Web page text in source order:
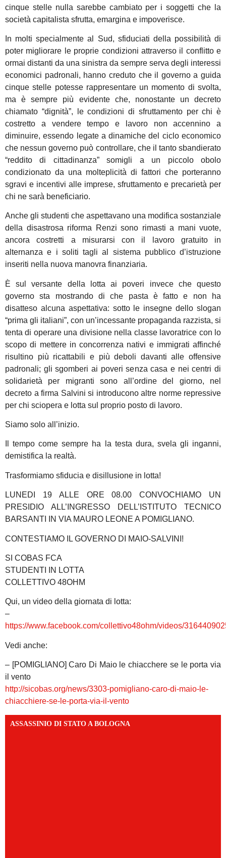
cinque stelle nulla sarebbe cambiato per i soggetti che la
società capitalista sfrutta, emargina e impoverisce.
In molti specialmente al Sud, sfiduciati della possibilità di
poter migliorare le proprie condizioni attraverso il conflitto e
ormai distanti da una sinistra da sempre serva degli interessi
economici padronali, hanno creduto che il governo a guida
cinque stelle potesse rappresentare un momento di svolta,
ma è sempre più evidente che, nonostante un decreto
chiamato “dignità”, le condizioni di sfruttamento per chi è
costretto a vendere tempo e lavoro non accennino a
diminuire, essendo legate a dinamiche del ciclo economico
che nessun governo può controllare, che il tanto sbandierato
“reddito di cittadinanza” somigli a un piccolo obolo
condizionato da una molteplicità di fattori che porteranno
sgravi e incentivi alle imprese, sfruttamento e precarietà per
chi ne sarà beneficiario.
Anche gli studenti che aspettavano una modifica sostanziale
della disastrosa riforma Renzi sono rimasti a mani vuote,
ancora costretti a misurarsi con il lavoro gratuito in
alternanza e i soliti tagli al sistema pubblico d’istruzione
inseriti nella nuova manovra finanziaria.
È sul versante della lotta ai poveri invece che questo
governo sta mostrando di che pasta è fatto e non ha
disatteso alcuna aspettativa: sotto le insegne dello slogan
“prima gli italiani”, con un’incessante propaganda razzista, si
tenta di operare una divisione nella classe lavoratrice con lo
scopo di mettere in concorrenza nativi e immigrati affinché
risultino più ricattabili e più deboli davanti alle offensive
padronali; gli sgomberi ai poveri senza casa e nei centri di
solidarietà per migranti sono all’ordine del giorno, nel
decreto a firma Salvini si introducono altre norme repressive
per chi sciopera e lotta sul proprio posto di lavoro.
Siamo solo all’inizio.
Il tempo come sempre ha la testa dura, svela gli inganni,
demistifica la realtà.
Trasformiamo sfiducia e disillusione in lotta!
LUNEDI 19 ALLE ORE 08.00 CONVOCHIAMO UN
PRESIDIO ALL’INGRESSO DELL’ISTITUTO TECNICO
BARSANTI IN VIA MAURO LEONE A POMIGLIANO.
CONTESTIAMO IL GOVERNO DI MAIO-SALVINI!
SI COBAS FCA
STUDENTI IN LOTTA
COLLETTIVO 48OHM
Qui, un video della giornata di lotta:
–
https://www.facebook.com/collettivo48ohm/videos/
Vedi anche:
– [POMIGLIANO] Caro Di Maio le chiacchere se le porta via
il vento
http://sicobas.org/news/3303-pomigliano-caro-di-maio-le-
chiacchiere-se-le-porta-via-il-vento
ASSASSINIO DI STATO A BOLOGNA